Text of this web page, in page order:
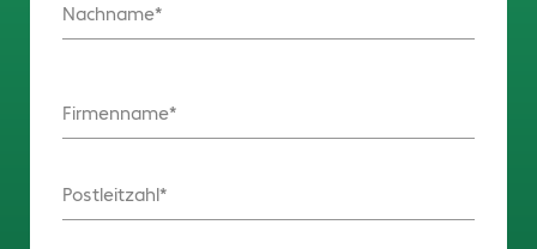
Nachname
Firmenname
Postleitzahl